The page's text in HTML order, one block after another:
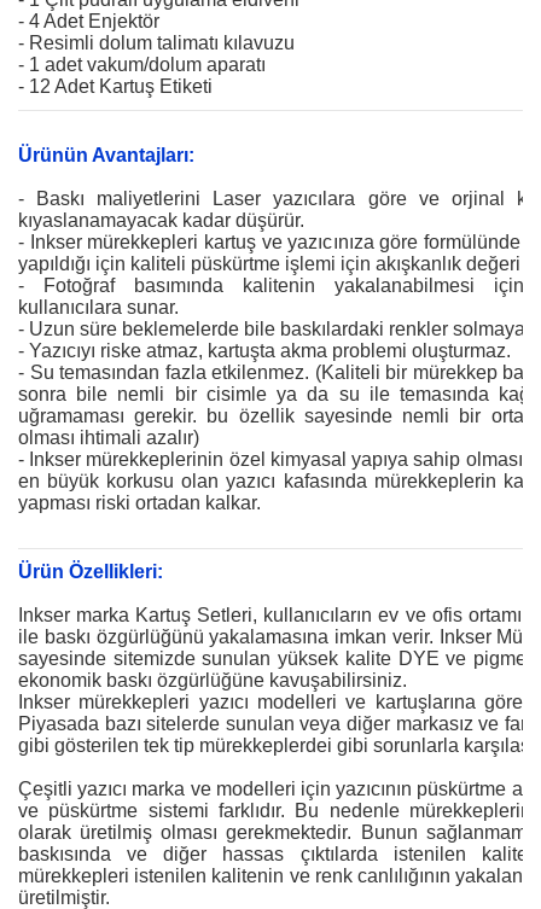
- 4 Adet Enjektör
- Resimli dolum talimatı kılavuzu
- 1 adet vakum/dolum aparatı
- 12 Adet Kartuş Etiketi
Ürünün Avantajları:
- Baskı maliyetlerini Laser yazıcılara göre ve orjinal
kıyaslanamayacak kadar düşürür.
- Inkser mürekkepleri kartuş ve yazıcınıza göre formülünde
yapıldığı için kaliteli püskürtme işlemi için akışkanlık değeri
- Fotoğraf basımında kalitenin yakalanabilmesi için
kullanıcılara sunar.
- Uzun süre beklemelerde bile baskılardaki renkler solmaya
- Yazıcıyı riske atmaz, kartuşta akma problemi oluşturmaz.
- Su temasından fazla etkilenmez. (Kaliteli bir mürekkep
sonra bile nemli bir cisimle ya da su ile temasında
uğramaması gerekir. bu özellik sayesinde nemli bir
olması ihtimali azalır)
- Inkser mürekkeplerinin özel kimyasal yapıya sahip olması
en büyük korkusu olan yazıcı kafasında mürekkeplerin
yapması riski ortadan kalkar.
Ürün Özellikleri:
Inkser marka Kartuş Setleri, kullanıcıların ev ve ofis
ile baskı özgürlüğünü yakalamasına imkan verir. Inkser
sayesinde sitemizde sunulan yüksek kalite DYE ve
ekonomik baskı özgürlüğüne kavuşabilirsiniz.
Inkser mürekkepleri yazıcı modelleri ve kartuşlarına göre
Piyasada bazı sitelerde sunulan veya diğer markasız ve
gibi gösterilen tek tip mürekkeplerdei gibi sorunlarla
Çeşitli yazıcı marka ve modelleri için yazıcının püskürtme
ve püskürtme sistemi farklıdır. Bu nedenle
olarak üretilmiş olması gerekmektedir. Bunun
baskısında ve diğer hassas çıktılarda istenilen kalite
mürekkepleri istenilen kalitenin ve renk canlılığının
üretilmiştir.